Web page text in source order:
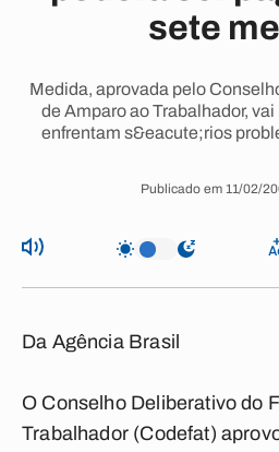
sete
Medida, aprovada pelo
de Amparo ao Trabalhador,
enfrentam s&eacute;rios
Publicado em 11/02/
Da Agência Brasil
O Conselho Deliberativo do
Trabalhador (Codefat)